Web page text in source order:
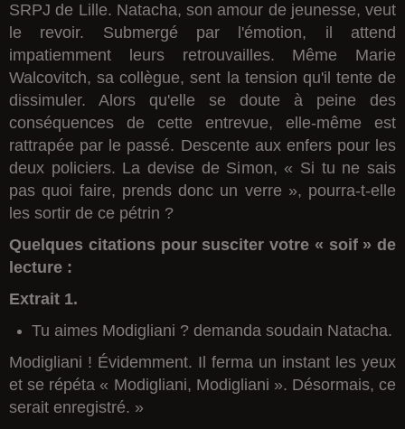
SRPJ de Lille. Natacha, son amour de jeunesse, veut
le revoir. Submergé par l'émotion, il attend
impatiemment leurs retrouvailles. Même Marie
Walcovitch, sa collègue, sent la tension qu'il tente de
dissimuler. Alors qu'elle se doute à peine des
conséquences de cette entrevue, elle-même est
rattrapée par le passé. Descente aux enfers pour les
deux policiers. La devise de Simon, « Si tu ne sais
pas quoi faire, prends donc un verre », pourra-t-elle
les sortir de ce pétrin ?
Quelques citations pour susciter votre « soif » de
lecture :
Extrait 1.
Tu aimes Modigliani ? demanda soudain Natacha.
Modigliani ! Évidemment. Il ferma un instant les yeux
et se répéta « Modigliani, Modigliani ». Désormais, ce
serait enregistré. »